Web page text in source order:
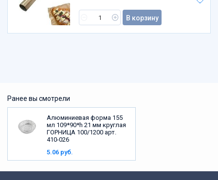
В корзину
Ранее вы смотрели
Алюминиевая форма 155
мл 109*90*h 21 мм круглая
ГОРНИЦА 100/1200 арт.
410-026
5.06 руб.